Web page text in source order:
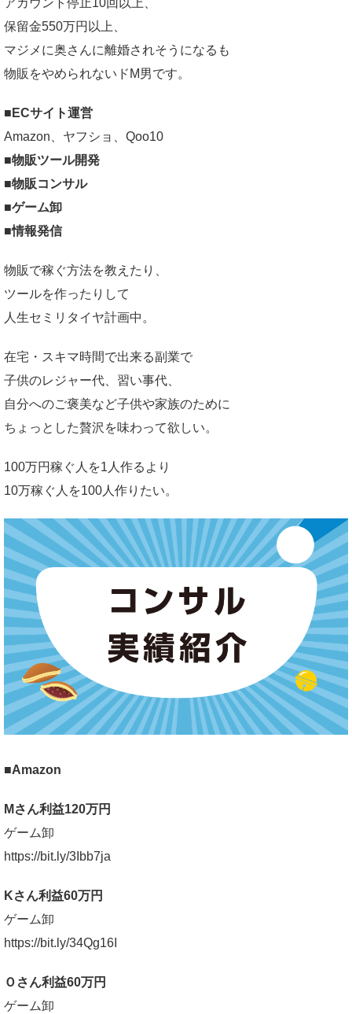
保留金550万円以上、
マジメに奥さんに離婚されそうになるも
物販をやめられないドM男です。
■ECサイト運営
Amazon、ヤフショ、Qoo10
■物販ツール開発
■物販コンサル
■ゲーム卸
■情報発信
物販で稼ぐ方法を教えたり、
ツールを作ったりして
人生セミリタイヤ計画中。
在宅・スキマ時間で出来る副業で
子供のレジャー代、習い事代、
自分へのご褒美など子供や家族のために
ちょっとした贅沢を味わって欲しい。
100万円稼ぐ人を1人作るより
10万稼ぐ人を100人作りたい。
■Amazon
Mさん利益120万円
ゲーム卸
https://bit.ly/3Ibb7ja
Kさん利益60万円
ゲーム卸
https://bit.ly/34Qg16I
Ｏさん利益60万円
ゲーム卸